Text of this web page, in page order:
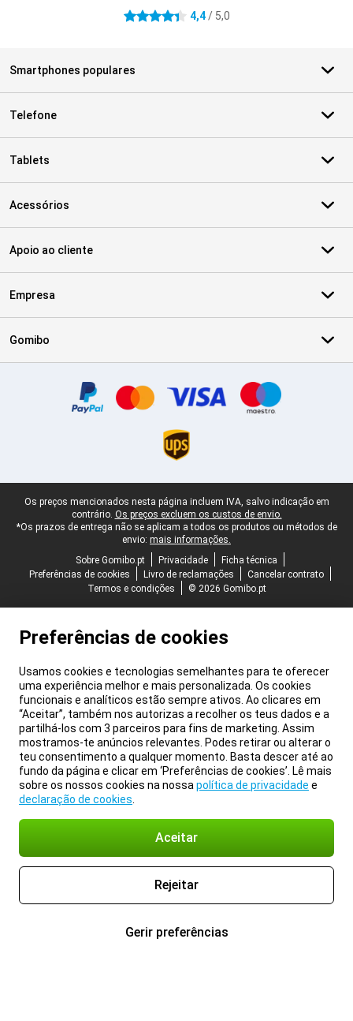
4.4 estrelas 4,4/ 5,0
Smartphones populares
Telefone
Tablets
Acessórios
Apoio ao cliente
Empresa
Gomibo
Rodapé legal
Os preços mencionados nesta página incluem IVA, salvo indicação em
contrário. Os preços excluem os custos de envio.
*Os prazos de entrega não se aplicam a todos os produtos ou métodos de
envio: mais informações.
Sobre Gomibo.pt
Privacidade
Ficha técnica
Preferências de cookies
Livro de reclamações
Cancelar contrato
Termos e condições
© 2026 Gomibo.pt
Preferências de cookies
Usamos cookies e tecnologias semelhantes para te oferecer
uma experiência melhor e mais personalizada. Os cookies
funcionais e analíticos estão sempre ativos. Ao clicares em
“Aceitar”, também nos autorizas a recolher os teus dados e a
partilhá-los com 3 parceiros para fins de marketing. Assim
mostramos-te anúncios relevantes. Podes retirar ou alterar o
teu consentimento a qualquer momento. Basta descer até ao
fundo da página e clicar em ‘Preferências de cookies’. Lê mais
sobre os nossos cookies na nossa política de privacidade e
declaração de cookies
Aceitar
Rejeitar
Gerir preferências